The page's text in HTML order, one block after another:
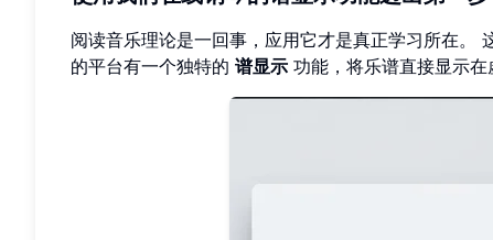
阅读音乐理论是一回事，应用它才是真正学习所在。
的平台有一个独特的 谱显示 功能，将乐谱直接显示在